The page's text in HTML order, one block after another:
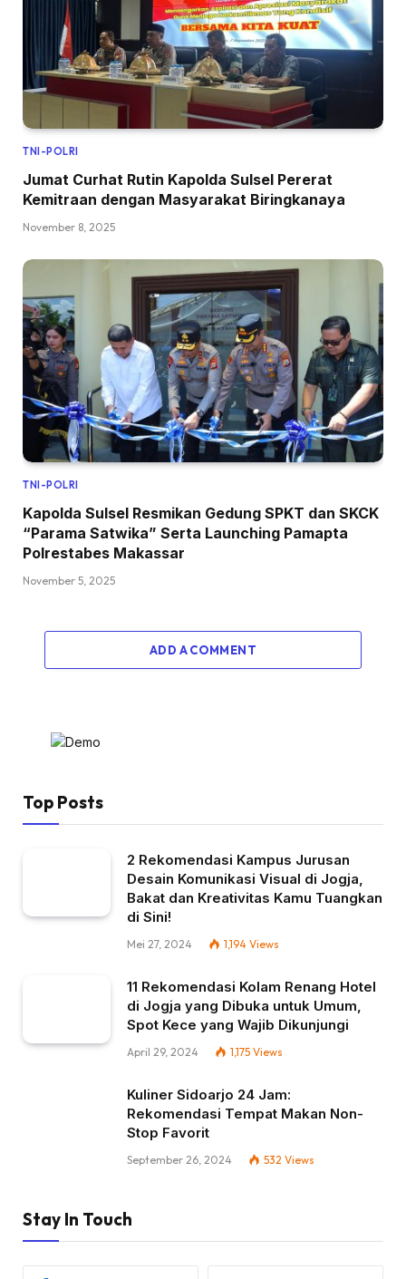
TNI-POLRI
Jumat Curhat Rutin Kapolda Sulsel Pererat
Kemitraan dengan Masyarakat Biringkanaya
November 8, 2025
TNI-POLRI
Kapolda Sulsel Resmikan Gedung SPKT dan SKCK
“Parama Satwika” Serta Launching Pamapta
Polrestabes Makassar
November 5, 2025
ADD A COMMENT
Top Posts
2 Rekomendasi Kampus Jurusan
Desain Komunikasi Visual di Jogja,
Bakat dan Kreativitas Kamu Tuangkan
di Sini!
Mei 27, 2024 1,194 Views
11 Rekomendasi Kolam Renang Hotel
di Jogja yang Dibuka untuk Umum,
Spot Kece yang Wajib Dikunjungi
April 29, 2024 1,175 Views
Kuliner Sidoarjo 24 Jam:
Rekomendasi Tempat Makan Non-
Stop Favorit
September 26, 2024 532 Views
Stay In Touch